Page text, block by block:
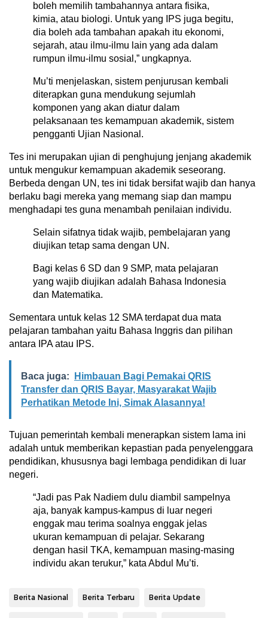
boleh memilih tambahannya antara fisika,
kimia, atau biologi. Untuk yang IPS juga begitu,
dia boleh ada tambahan apakah itu ekonomi,
sejarah, atau ilmu-ilmu lain yang ada dalam
rumpun ilmu-ilmu sosial,” ungkapnya.
Mu’ti menjelaskan, sistem penjurusan kembali
diterapkan guna mendukung sejumlah
komponen yang akan diatur dalam
pelaksanaan tes kemampuan akademik, sistem
pengganti Ujian Nasional.
Tes ini merupakan ujian di penghujung jenjang akademik
untuk mengukur kemampuan akademik seseorang.
Berbeda dengan UN, tes ini tidak bersifat wajib dan hanya
berlaku bagi mereka yang memang siap dan mampu
menghadapi tes guna menambah penilaian individu.
Selain sifatnya tidak wajib, pembelajaran yang
diujikan tetap sama dengan UN.
Bagi kelas 6 SD dan 9 SMP, mata pelajaran
yang wajib diujikan adalah Bahasa Indonesia
dan Matematika.
Sementara untuk kelas 12 SMA terdapat dua mata
pelajaran tambahan yaitu Bahasa Inggris dan pilihan
antara IPA atau IPS.
Baca juga:
Himbauan Bagi Pemakai QRIS
Transfer dan QRIS Bayar, Masyarakat Wajib
Perhatikan Metode Ini, Simak Alasannya!
Tujuan pemerintah kembali menerapkan sistem lama ini
adalah untuk memberikan kepastian pada penyelenggara
pendidikan, khususnya bagi lembaga pendidikan di luar
negeri.
“Jadi pas Pak Nadiem dulu diambil sampelnya
aja, banyak kampus-kampus di luar negeri
enggak mau terima soalnya enggak jelas
ukuran kemampuan di pelajar. Sekarang
dengan hasil TKA, kemampuan masing-masing
individu akan terukur,” kata Abdul Mu’ti.
Berita Nasional Berita Terbaru Berita Update